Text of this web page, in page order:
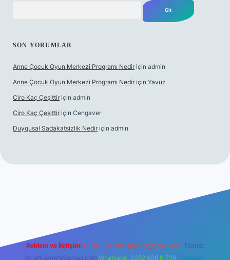
SON YORUMLAR
Anne Çocuk Oyun Merkezi Programı Nedir için admin
Anne Çocuk Oyun Merkezi Programı Nedir için Yavuz
Ciro Kaç Çeşittir için admin
Ciro Kaç Çeşittir için Cengaver
Duygusal Sadakatsizlik Nedir için admin
elexbetgiris.org
Reklam ve İletişim: E-mail: backlinkpaneli@gmail.com Teams:
forumhizmeti@gmail.com Whatsapp: 0262 606 0 726 Telegram: